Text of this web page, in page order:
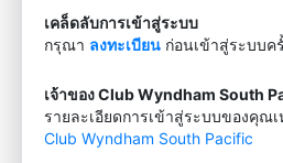
เคล็ดลับการเข้าสู่ระบบ
กรุณา ลงทะเบียน ก่อนเข้าสู่ระบบค
เจ้าของ Club Wyndham South
รายละเอียดการเข้าสู่ระบบของคุณ
Club Wyndham South Pacific